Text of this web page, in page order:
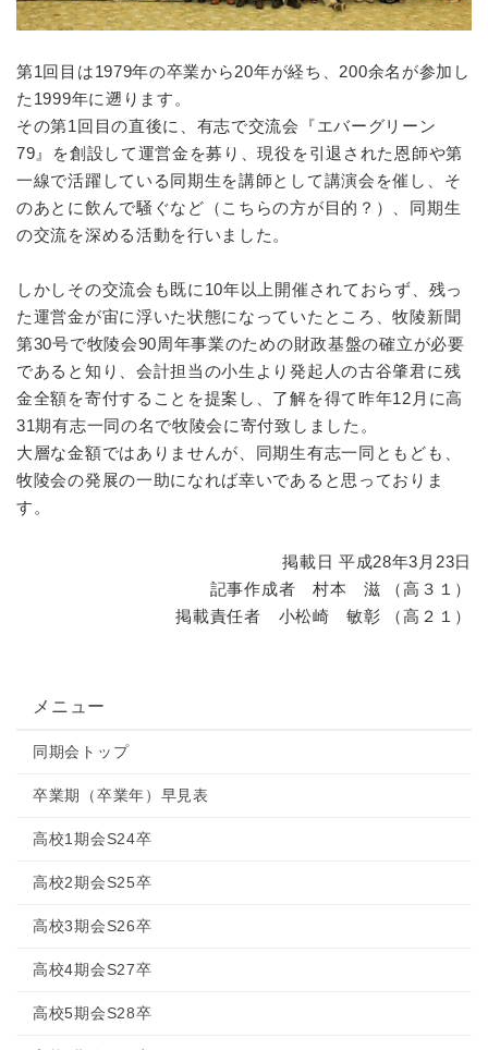
第1回目は1979年の卒業から20年が経ち、200余名が参加し
た1999年に遡ります。
その第1回目の直後に、有志で交流会『エバーグリーン
79』を創設して運営金を募り、現役を引退された恩師や第
一線で活躍している同期生を講師として講演会を催し、そ
のあとに飲んで騒ぐなど（こちらの方が目的？）、同期生
の交流を深める活動を行いました。
しかしその交流会も既に10年以上開催されておらず、残っ
た運営金が宙に浮いた状態になっていたところ、牧陵新聞
第30号で牧陵会90周年事業のための財政基盤の確立が必要
であると知り、会計担当の小生より発起人の古谷肇君に残
金全額を寄付することを提案し、了解を得て昨年12月に高
31期有志一同の名で牧陵会に寄付致しました。
大層な金額ではありませんが、同期生有志一同ともども、
牧陵会の発展の一助になれば幸いであると思っておりま
す。
掲載日 平成28年3月23日
記事作成者 村本 滋 （高３１）
掲載責任者 小松崎 敏彰 （高２１）
メニュー
同期会トップ
卒業期（卒業年）早見表
高校1期会S24卒
高校2期会S25卒
高校3期会S26卒
高校4期会S27卒
高校5期会S28卒